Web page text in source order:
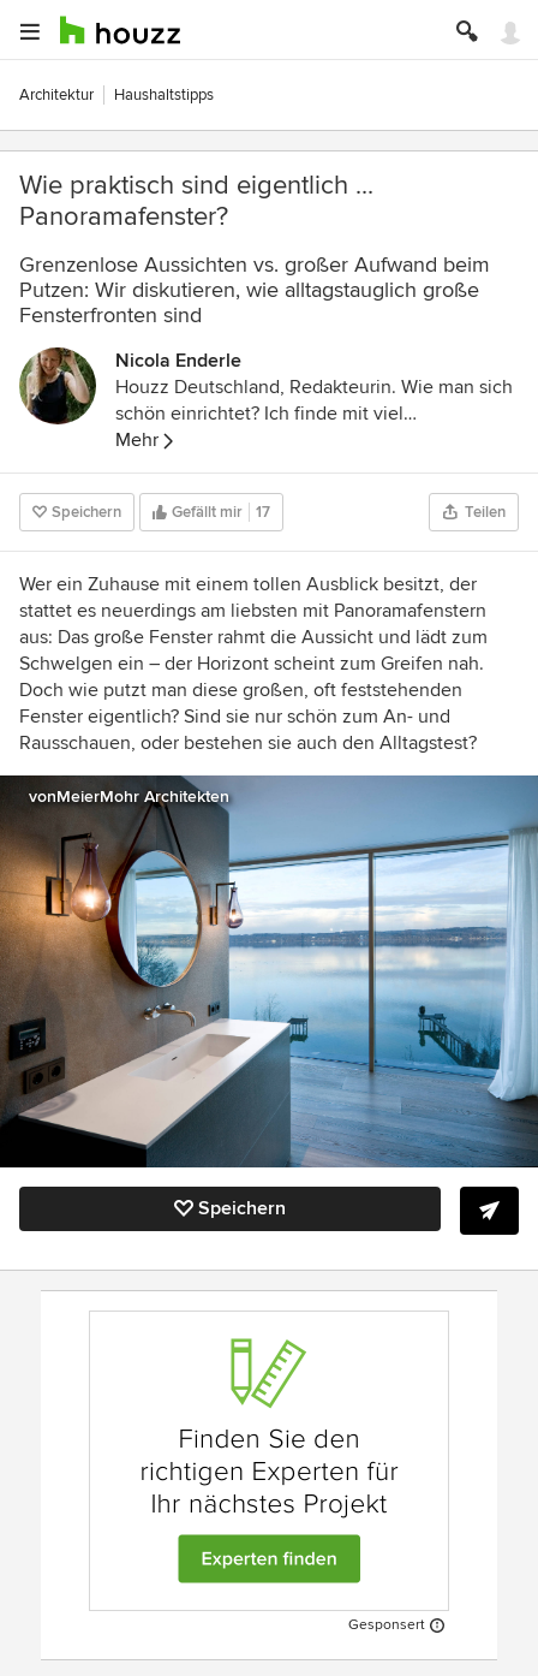
Architektur Haushaltstipps
Wie praktisch sind eigentlich ...
Panoramafenster?
Grenzenlose Aussichten vs. großer Aufwand beim
Putzen: Wir diskutieren, wie alltagstauglich große
Fensterfronten sind
Nicola Enderle
Houzz Deutschland, Redakteurin. Wie man sich
schön einrichtet? Ich finde mit viel
Persönlichkeit und eigenem Stil, der kann auch
gerne schräg sein. Meinem eigenen bin ich auf
der Spur – in unserem Houzz-Magazin helfen
wir Ihnen Ihren zu finden, zeigen spannende
Projekte und blicken durch Schlüssellöcher.
Haben Sie ein schönes Zuhause? Erzählen Sie
mir davon!
Mehr
Speichern Gefällt mir 17 Teilen
Wer ein Zuhause mit einem tollen Ausblick besitzt, der
stattet es neuerdings am liebsten mit Panoramafenstern
aus: Das große Fenster rahmt die Aussicht und lädt zum
Schwelgen ein – der Horizont scheint zum Greifen nah.
Doch wie putzt man diese großen, oft feststehenden
Fenster eigentlich? Sind sie nur schön zum An- und
Rausschauen, oder bestehen sie auch den Alltagstest?
vonMeierMohr Architekten
Speichern
Gesponsert